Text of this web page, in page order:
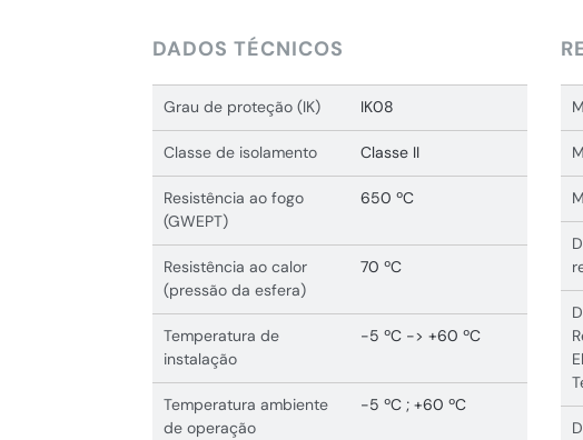
DADOS TÉCNICOS
Grau de proteção (IK) IK08
Classe de isolamento Classe II
Resistência ao fogo
(GWEPT)
650 ºC
Resistência ao calor
(pressão da esfera)
70 ºC
Temperatura de
instalação
-5 ºC -> +60 ºC
Temperatura ambiente
de operação
-5 ºC ; +60 ºC